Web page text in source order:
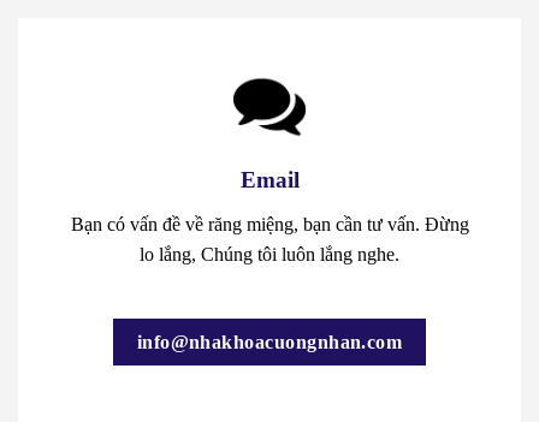
Email
Bạn có vấn đề về răng miệng, bạn cần tư vấn. Đừng
lo lắng, Chúng tôi luôn lắng nghe.
info@nhakhoacuongnhan.com